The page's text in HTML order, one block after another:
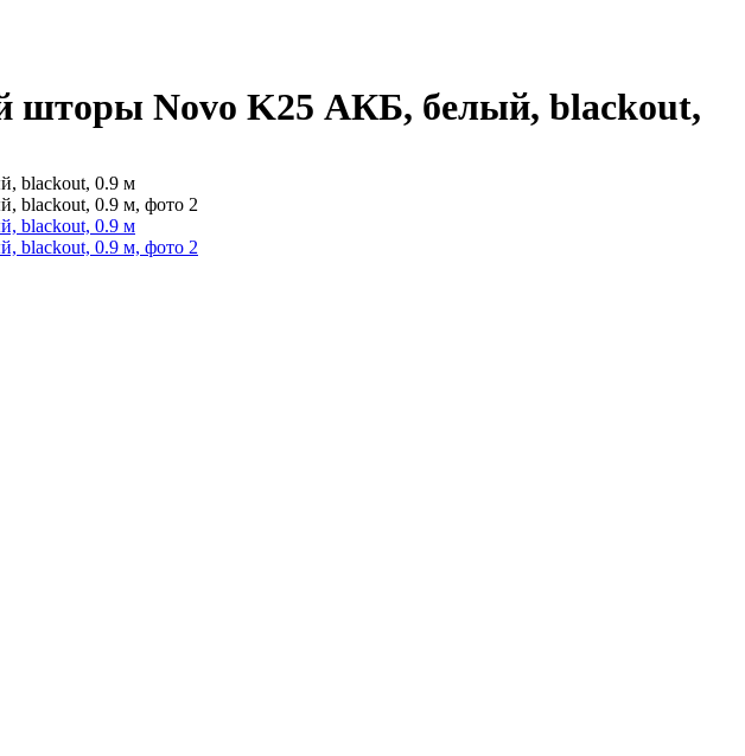
шторы Novo K25 АКБ, белый, blackout,